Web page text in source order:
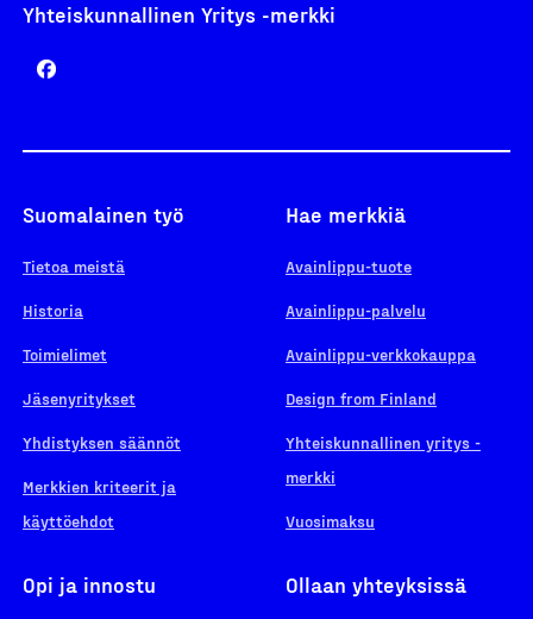
Yhteiskunnallinen Yritys -merkki
Suomalainen työ
Tietoa meistä
Historia
Toimielimet
Jäsenyritykset
Yhdistyksen säännöt
Merkkien kriteerit ja
käyttöehdot
Hae merkkiä
Avainlippu-tuote
Avainlippu-palvelu
Avainlippu-verkkokauppa
Design from Finland
Yhteiskunnallinen yritys -
merkki
Vuosimaksu
Opi ja innostu Ollaan yhteyksissä